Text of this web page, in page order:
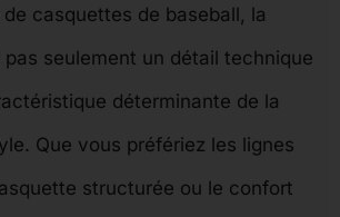
casquettes de baseball, la
seulement un détail technique
déterminante de la
Que vous préfériez les lignes
structurée ou le confort